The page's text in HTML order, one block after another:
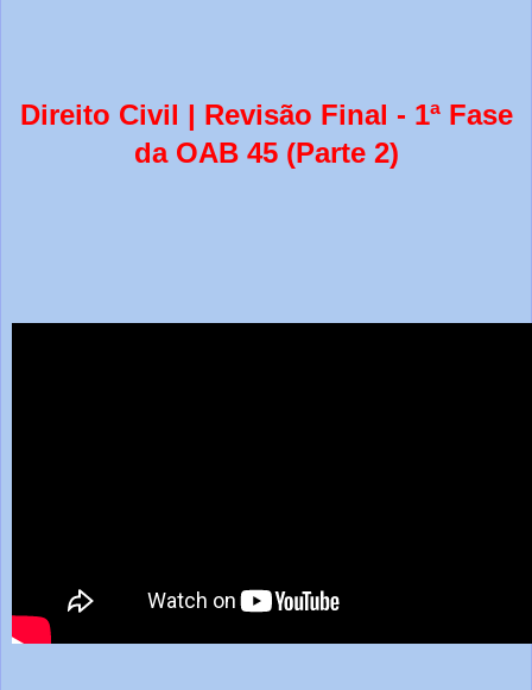
Direito Civil | Revisão Final - 1ª Fase
da OAB 45 (Parte 2)